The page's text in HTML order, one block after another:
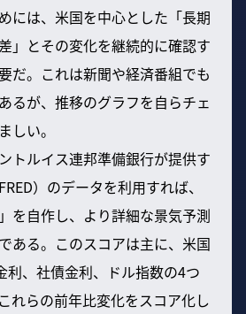
には、米国を中心とした「長期
」とその変化を継続的に確認す
だ。これは新聞や経済番組でも
るが、推移のグラフを自らチェ
しい。
トルイス連邦準備銀行が提供す
）のデータを利用すれば、
を自作し、より詳細な景気予測
ある。このスコアは主に、米国
利、社債金利、ドル指数の4つ
れらの前年比変化をスコア化し